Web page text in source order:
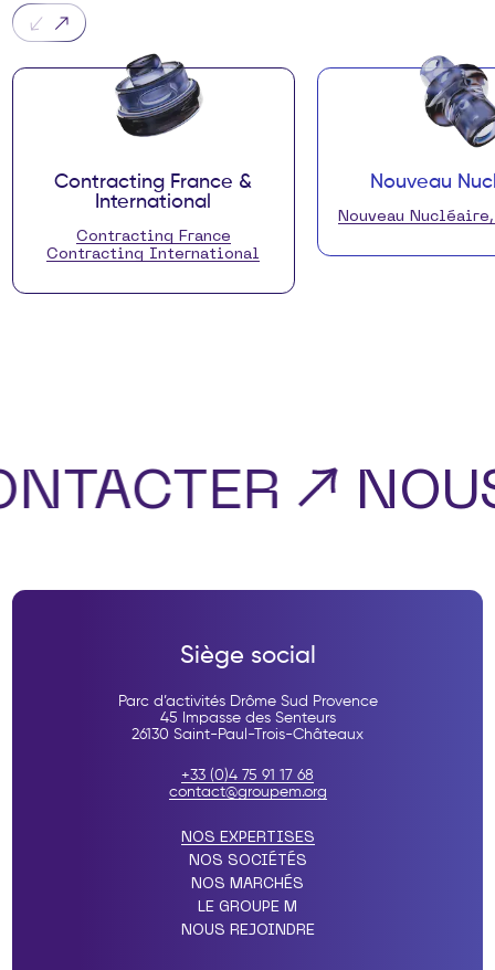
Contracting France &
International
Contracting France
Contracting International
Nouveau
Nouveau Nucléaire,
Siège social
Parc d’activités Drôme Sud Provence
45 Impasse des Senteurs
26130 Saint-Paul-Trois-Châteaux
+33 (0)4 75 91 17 68
contact@groupem.org
NOS EXPERTISES
NOS SOCIÉTÉS
NOS MARCHÉS
LE GROUPE M
NOUS REJOINDRE